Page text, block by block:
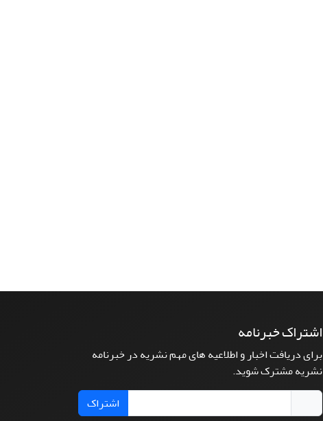
اشتراک خبرنامه
برای دریافت اخبار و اطلاعیه های مهم نشریه در خبرنامه
نشریه مشترک شوید.
اشتراک